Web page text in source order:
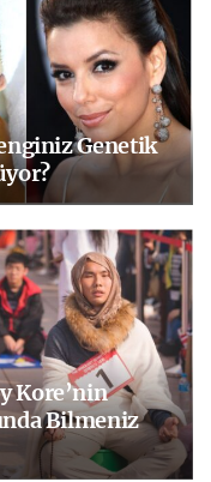
Genetik
Kore’nin
Bilmeniz